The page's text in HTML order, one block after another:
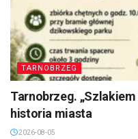
TARNOBRZEG
Tarnobrzeg.
historia miasta
2026-08-05